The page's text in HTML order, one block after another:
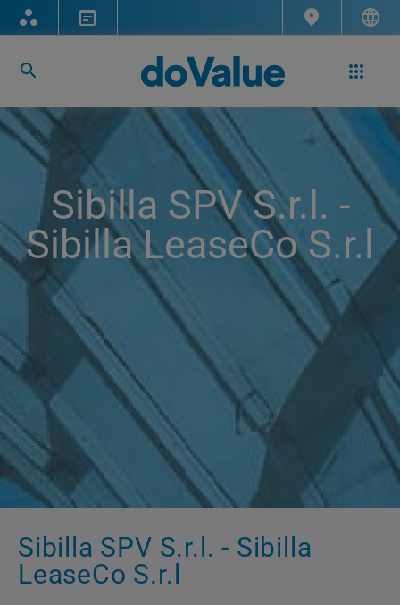
Sibilla SPV S.r.l. -
Sibilla LeaseCo S.r.l
Sibilla SPV S.r.l. - Sibilla
LeaseCo S.r.l